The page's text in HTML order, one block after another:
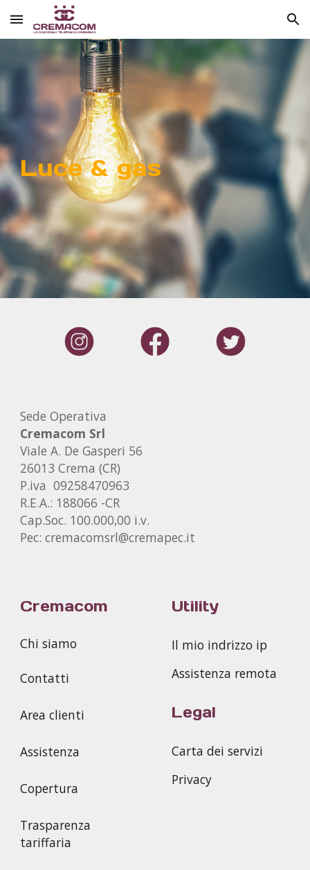
Skip to main content Skip to navigation
Luce & gas
Sede Operativa
Cremacom Srl
Viale A. De Gasperi 56
26013 Crema (CR)
P.iva 09258470963
R.E.A.: 188066 -CR
Cap.Soc. 100.000,00 i.v.
Pec: cremacomsrl@cremapec.it
Cremacom
Chi siamo
Contatti
Area clienti
Assistenza
Copertura
Trasparenza
tariffaria
Utility
Il mio indrizzo ip
Assistenza remota
Legal
Carta dei servizi
Privacy